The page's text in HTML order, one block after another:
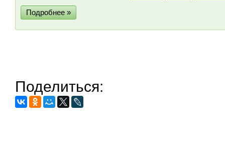
Подробнее »
Поделиться: